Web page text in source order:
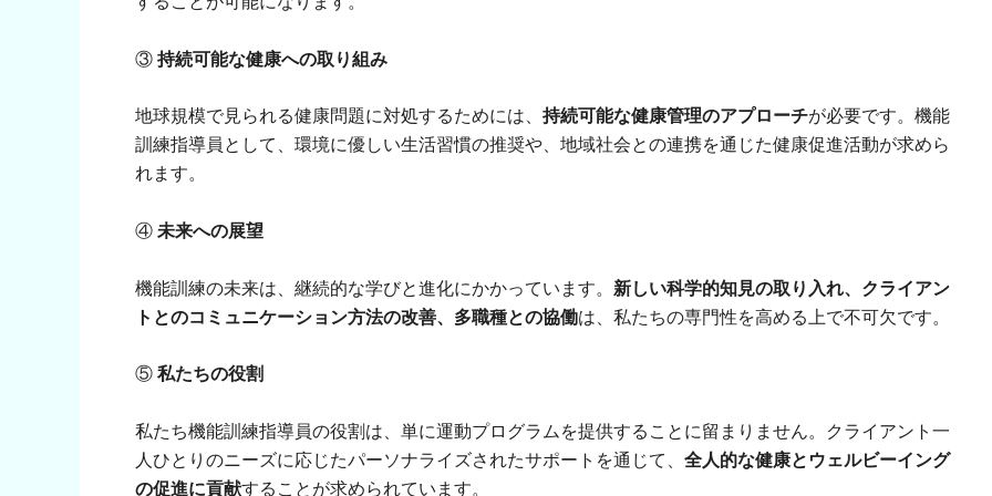
③ 持続可能な健康への取り組み
地球規模で見られる健康問題に対処するためには、 持続可能な健康管理のアプローチが必要です。機能
訓練指導員として、環境に優しい生活習慣の推奨や、地域社会との連携を通じた健康促進活動が求めら
れます。
④ 未来への展望
機能訓練の未来は、継続的な学びと進化にかかっています。 新しい科学的知見の取り入れ、クライアン
トとのコミュニケーション方法の改善、多職種との協働は、私たちの専門性を高める上で不可欠です。
⑤ 私たちの役割
私たち機能訓練指導員の役割は、単に運動プログラムを提供することに留まりません。クライアント一
人ひとりのニーズに応じたパーソナライズされたサポートを通じて、 全人的な健康とウェルビーイング
の促進に貢献することが求められています。